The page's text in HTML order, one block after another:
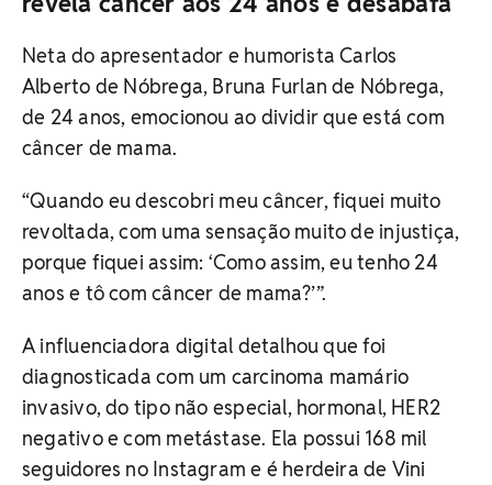
Neta do apresentador e humorista Carlos
Alberto de Nóbrega, Bruna Furlan de Nóbrega,
de 24 anos, emocionou ao dividir que está com
câncer de mama.
“Quando eu descobri meu câncer, fiquei muito
revoltada, com uma sensação muito de injustiça,
porque fiquei assim: ‘Como assim, eu tenho 24
anos e tô com câncer de mama?’”.
A influenciadora digital detalhou que foi
diagnosticada com um carcinoma mamário
invasivo, do tipo não especial, hormonal, HER2
negativo e com metástase. Ela possui 168 mil
seguidores no Instagram e é herdeira de Vini